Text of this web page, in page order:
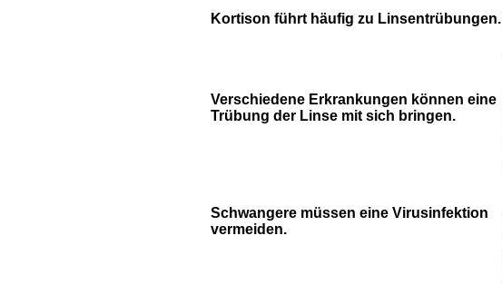
Kortison führt häufig zu Linsentrübungen.
Verschiedene Erkrankungen können eine
Trübung der Linse mit sich bringen.
Schwangere müssen eine Virusinfektion
vermeiden.